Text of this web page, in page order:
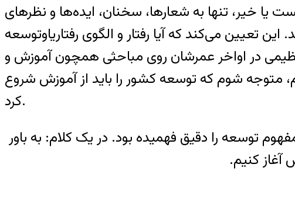
خیر، تنها به شعارها، سخنان، ایده‌ها و نظرهای
تعیین می‌کند که آیا رفتار و الگوی رفتاریاوتوسعه
عظیمی در اواخر عمرشان روی مباحثی همچون آموزش و
متوجه شوم که توسعه کشور را باید از آموزش شروع
کرد.
توسعه را دقیق فهمیده بود. در یک کلام: به باور
آغاز کنیم.